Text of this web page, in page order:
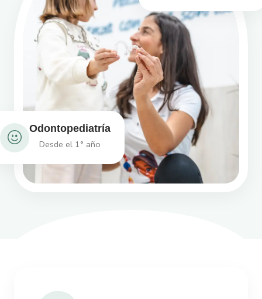
Odontopediatría
Desde el 1° año